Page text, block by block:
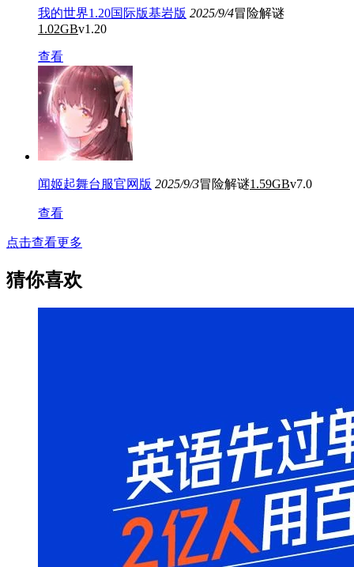
我的世界1.20国际版基岩版 2025/9/4冒险解谜
1.02GBv1.20
查看
闻姬起舞台服官网版 2025/9/3冒险解谜1.59GBv7.0
查看
点击查看更多
猜你喜欢